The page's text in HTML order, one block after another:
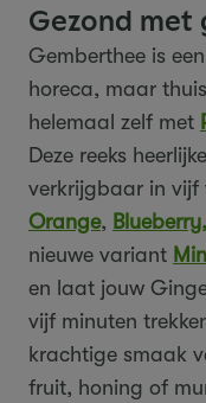
Gezond met
Gemberthee is
horeca, maar
helemaal zelf met
Deze reeks
verkrijgbaar in vijf
Orange, Blueberry,
nieuwe variant
en laat jouw
vijf minuten
krachtige smaak
fruit, honing of